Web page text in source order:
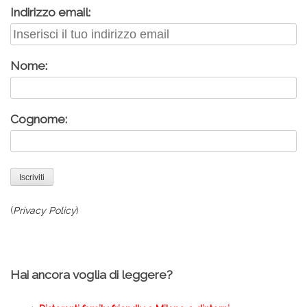
Indirizzo email:
Nome:
Cognome:
(Privacy Policy)
Hai ancora voglia di leggere?